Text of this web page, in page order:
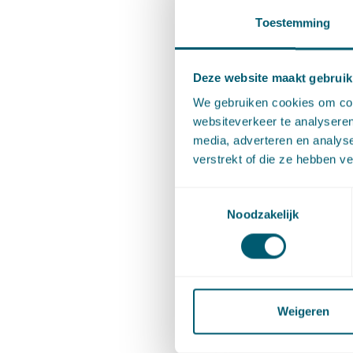
Toestemming
Deze website maakt
We gebruiken cookies om
websiteverkeer te
media, adverteren en
verstrekt of die ze hebben
Noodzakelijk
Weigeren
tunnel
niets
Elke
de
elkaar
houden: